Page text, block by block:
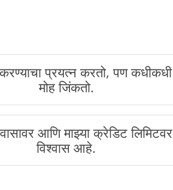
प्रयत्न करतो, पण कधीकधी
मोह जिंकतो.
आणि माझ्या क्रेडिट लिमिटवर
विश्वास आहे.